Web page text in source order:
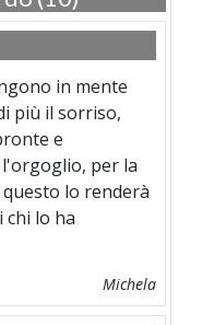
in mente
più il sorriso,
e
per la
lo renderà
chi lo ha
Michela